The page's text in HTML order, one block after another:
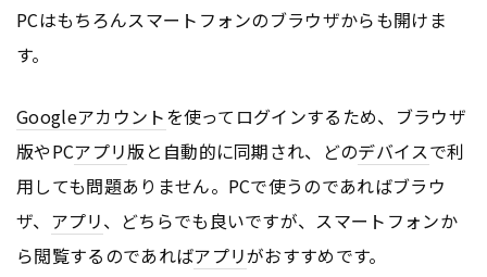
PCはもちろんスマートフォンのブラウザからも開けま
す。
Googleアカウントを使ってログインするため、ブラウザ
版やPCアプリ版と自動的に同期され、どのデバイスで利
用しても問題ありません。PCで使うのであればブラウ
ザ、 アプリ、どちらでも良いですが、スマートフォンか
ら閲覧するのであればアプリがおすすめです。